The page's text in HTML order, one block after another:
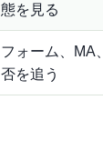
態を見る
フォーム、MA
否を追う